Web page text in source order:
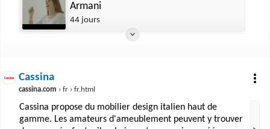
Armani
44 jours
Cassina
cassina.com › fr › fr.html
Cassina propose du mobilier design italien haut de
gamme. Les amateurs d'ameublement peuvent y trouver